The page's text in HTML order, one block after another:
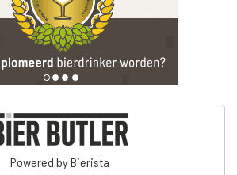
Powered by Bierista